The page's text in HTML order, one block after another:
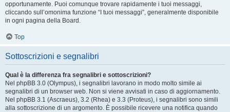
opportunamente. Puoi comunque trovare rapidamente i tuoi messaggi,
cliccando sull’omonima funzione “I tuoi messaggi”, generalmente disponibile
in ogni pagina della Board.
Top
Sottoscrizioni e segnalibri
Qual è la differenza fra segnalibri e sottoscrizioni?
Nel phpBB 3.0 (Olympus), i segnalibri lavorano in modo molto simile ai
segnalibri di un browser web. Non si viene avvisati in caso di aggiornamento.
Nel phpBB 3.1 (Ascraeus), 3.2 (Rhea) e 3.3 (Proteus), i segnalibri sono simili
alla sottoscrizione di un argomento. È possibile ricevere una notifica quando